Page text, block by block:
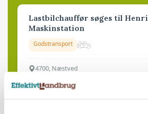
Lastbilchauffør søges til
Maskinstation
Godstransport
4700, Næstved